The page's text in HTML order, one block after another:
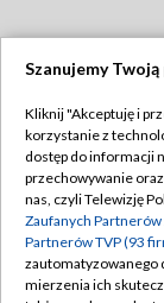
Abonament
Emisja w TVP
Centrum
Naziemna
Szanujemy
Kliknij "Akceptuję i
korzystanie z
dostęp do informacji
przechowywanie
nas, czyli Telewizję
Zaufanych
Partnerów TVP (93
zautomatyzowanego
mierzenia ich